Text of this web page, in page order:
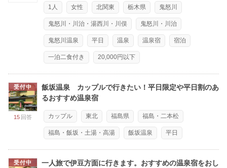
1人 女性 北関東 栃木県 鬼怒川
鬼怒川・川治・湯西川・川俣 鬼怒川・川治
鬼怒川温泉 平日 温泉 温泉宿 宿泊
一泊二食付き 20,000円以下
受付中
15 回答
飯坂温泉 カップルで行きたい！平日限定や平日割のあ
るおすすめ温泉宿
カップル 東北 福島県 福島・二本松
福島・飯坂・土湯・高湯 飯坂温泉 平日
受付中
一人旅で伊豆方面に行きます。おすすめの温泉宿をおし